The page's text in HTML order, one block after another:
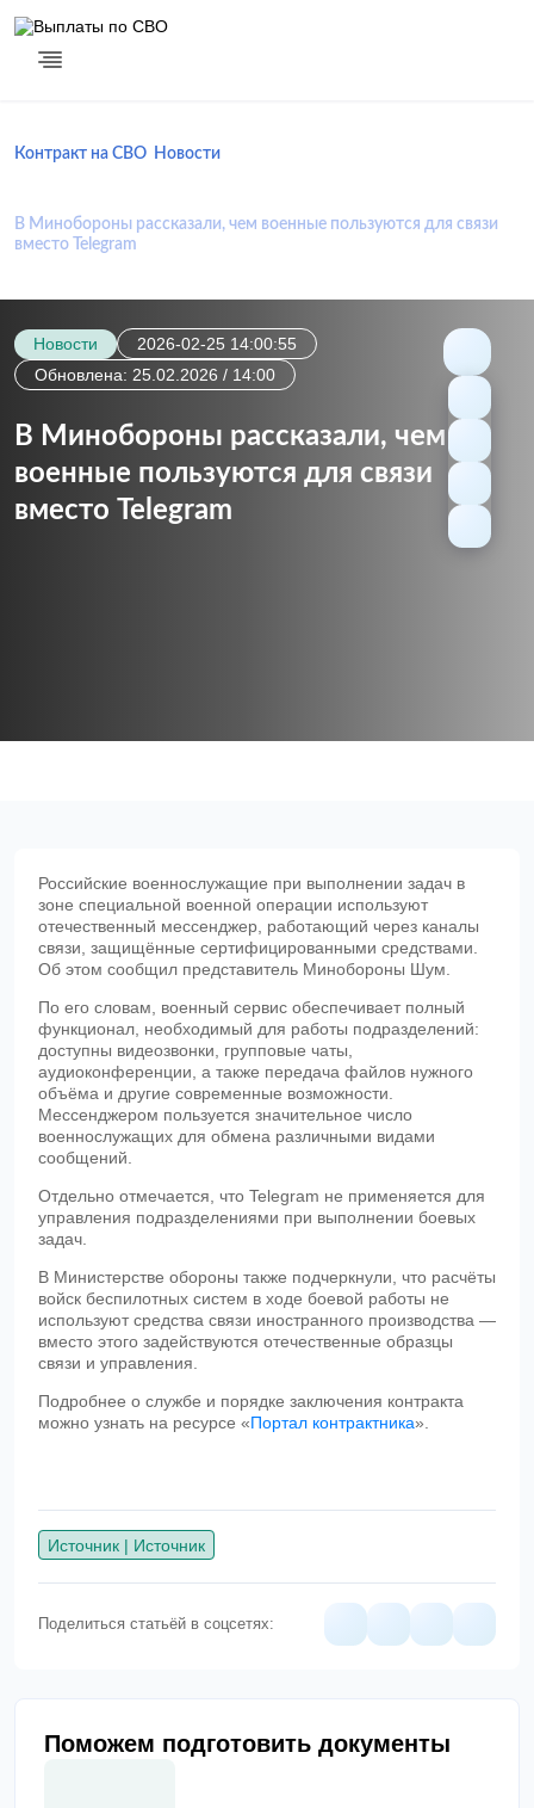
Контракт на СВО Новости
В Минобороны рассказали, чем военные пользуются для связи
вместо Telegram
Новости
2026-02-25 14:00:55
Обновлена: 25.02.2026 / 14:00
В Минобороны рассказали, чем
военные пользуются для связи
вместо Telegram
Российские военнослужащие при выполнении задач в
зоне специальной военной операции используют
отечественный мессенджер, работающий через каналы
связи, защищённые сертифицированными средствами.
Об этом сообщил представитель Минобороны Шум.
По его словам, военный сервис обеспечивает полный
функционал, необходимый для работы подразделений:
доступны видеозвонки, групповые чаты,
аудиоконференции, а также передача файлов нужного
объёма и другие современные возможности.
Мессенджером пользуется значительное число
военнослужащих для обмена различными видами
сообщений.
Отдельно отмечается, что Telegram не применяется для
управления подразделениями при выполнении боевых
задач.
В Министерстве обороны также подчеркнули, что расчёты
войск беспилотных систем в ходе боевой работы не
используют средства связи иностранного производства —
вместо этого задействуются отечественные образцы
связи и управления.
Подробнее о службе и порядке заключения контракта
можно узнать на ресурсе «Портал контрактника».
Источник | Источник
Поделиться статьёй в соцсетях:
Поможем подготовить документы